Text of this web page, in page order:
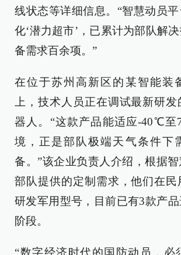
线状态等详细信息。“智慧动员
化‘潜力超市’，已累计为部队解
备需求百余项。”
在位于苏州高新区的某智能装
上，技术人员正在调试最新研
器人。“这款产品能适应-40℃
境，正是部队极端天气条件下
备。”该企业负责人介绍，根据
部队提供的定制需求，他们在民
研发军用型号，目前已有3款产
阶段。
“数字经济时代的国防动员，必